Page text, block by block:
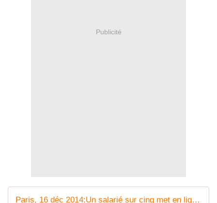
Publicité
Paris, 16 déc 2014:Un salarié sur cinq met en ligne des données sur son entreprise via des "clouds" (étude)